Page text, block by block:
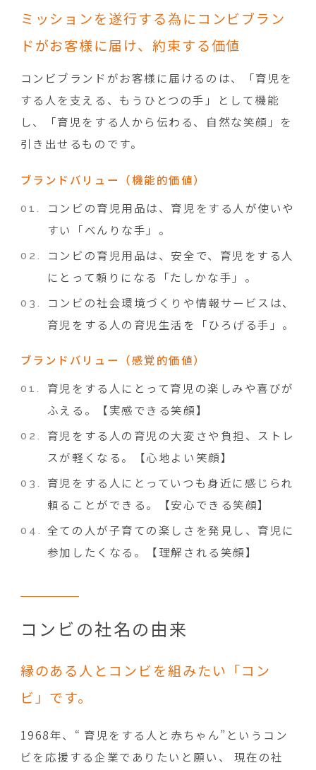
ミッションを遂行する為にコンビブラン
ドがお客様に届け、約束する価値
コンビブランドがお客様に届けるのは、「育児を
する人を支える、もうひとつの手」として機能
し、「育児をする人から伝わる、自然な笑顔」を
引き出せるものです。
ブランドバリュー（機能的価値）
コンビの育児用品は、育児をする人が使いや
すい「べんりな手」。
コンビの育児用品は、安全で、育児をする人
にとって頼りになる「たしかな手」。
コンビの社会環境づくりや情報サービスは、
育児をする人の育児生活を「ひろげる手」。
ブランドバリュー（感覚的価値）
育児をする人にとって育児の楽しみや喜びが
ふえる。【実感できる笑顔】
育児をする人の育児の大変さや負担、ストレ
スが軽くなる。【心地よい笑顔】
育児をする人にとっていつも身近に感じられ
頼ることができる。【安心できる笑顔】
全ての人が子育ての楽しさを発見し、育児に
参加したくなる。【理解される笑顔】
コンビの社名の由来
縁のある人とコンビを組みたい「コン
ビ」です。
1968年、“ 育児をする人と赤ちゃん”というコン
ビを応援する企業でありたいと願い、 現在の社